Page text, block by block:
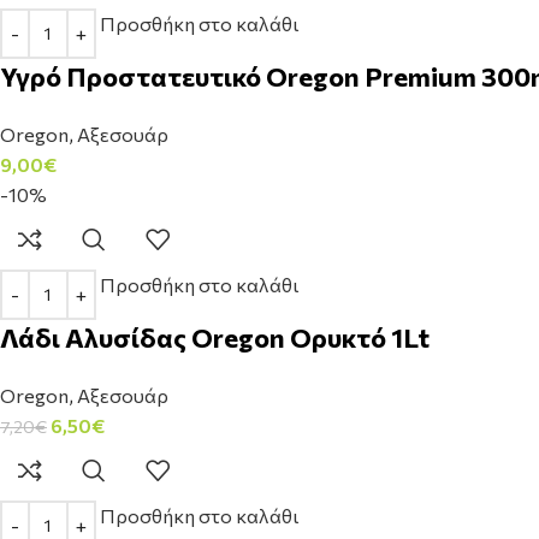
Προσθήκη στο καλάθι
Υγρό Προστατευτικό Oregon Premium
Oregon, Αξεσουάρ
9,00€
-10%
Προσθήκη στο καλάθι
Λάδι Αλυσίδας Oregon Ορυκτό 1Lt
Oregon, Αξεσουάρ
7,20€ 6,50€
Προσθήκη στο καλάθι